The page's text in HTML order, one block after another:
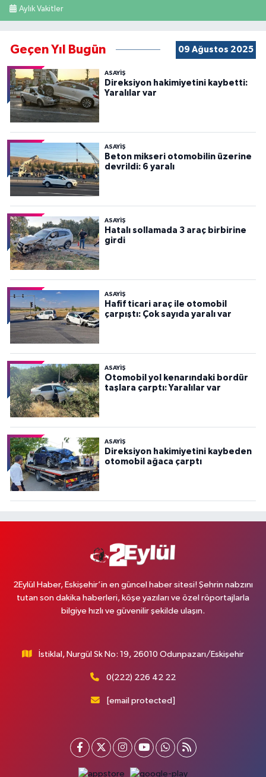
Aylık Vakitler
Geçen Yıl Bugün 09 Ağustos 2025
ASAYİŞ
Direksiyon hakimiyetini kaybetti:
Yaralılar var
ASAYİŞ
Beton mikseri otomobilin üzerine
devrildi: 6 yaralı
ASAYİŞ
Hatalı sollamada 3 araç birbirine
girdi
ASAYİŞ
Hafif ticari araç ile otomobil
çarpıştı: Çok sayıda yaralı var
ASAYİŞ
Otomobil yol kenarındaki bordür
taşlara çarptı: Yaralılar var
ASAYİŞ
Direksiyon hakimiyetini kaybeden
otomobil ağaca çarptı
2Eylül Haber, Eskişehir’in en güncel haber sitesi! Şehrin nabzını
tutan son dakika haberleri, köşe yazıları ve özel röportajlarla
bilgiye hızlı ve güvenilir şekilde ulaşın.
İstiklal, Nurgül Sk No: 19, 26010 Odunpazarı/Eskişehir
0(222) 226 42 22
[email protected]